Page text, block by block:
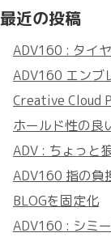
最近の投稿
ADV160 : タイ
ADV160 エンブ
Creative Cloud
ホールド性の良
ADV : ちょっと
ADV160 指の負
BLOGを固定化
ADV160 : シミ